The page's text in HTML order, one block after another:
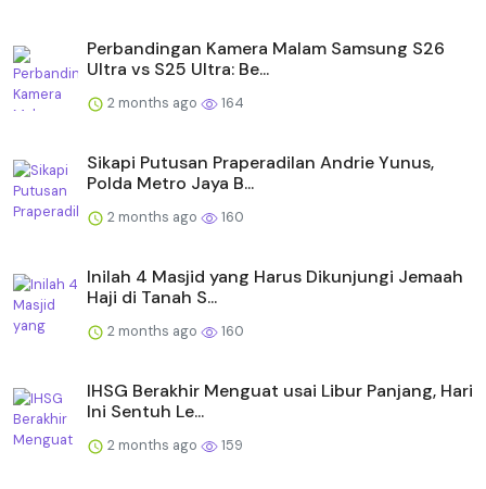
Perbandingan Kamera Malam Samsung S26
Ultra vs S25 Ultra: Be...
2 months ago 164
Sikapi Putusan Praperadilan Andrie Yunus,
Polda Metro Jaya B...
2 months ago 160
Inilah 4 Masjid yang Harus Dikunjungi Jemaah
Haji di Tanah S...
2 months ago 160
IHSG Berakhir Menguat usai Libur Panjang, Hari
Ini Sentuh Le...
2 months ago 159